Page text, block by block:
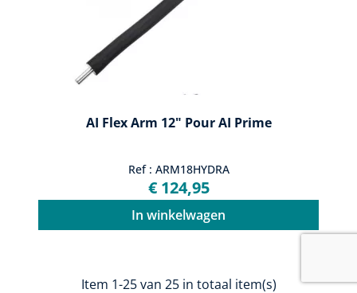
AI Flex Arm 12" Pour AI Prime
Ref : ARM18HYDRA
€ 124,95
In winkelwagen
Item 1-25 van 25 in totaal item(s)